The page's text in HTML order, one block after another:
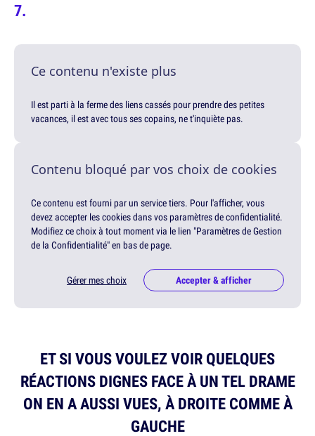
Ce contenu n'existe plus
Il est parti à la ferme des liens cassés pour prendre des petites
vacances, il est avec tous ses copains, ne t'inquiète pas.
Contenu bloqué par vos choix de cookies
Ce contenu est fourni par un service tiers. Pour l'afficher, vous
devez accepter les cookies dans vos paramètres de confidentialité.
Modifiez ce choix à tout moment via le lien "Paramètres de Gestion
de la Confidentialité" en bas de page.
Gérer mes choix Accepter & afficher
ET SI VOUS VOULEZ VOIR QUELQUES
RÉACTIONS DIGNES FACE À UN TEL DRAME
ON EN A AUSSI VUES, À DROITE COMME À
GAUCHE